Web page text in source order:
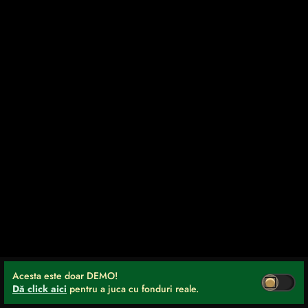
Acesta este doar DEMO!
Dă click aici pentru a juca cu fonduri reale.